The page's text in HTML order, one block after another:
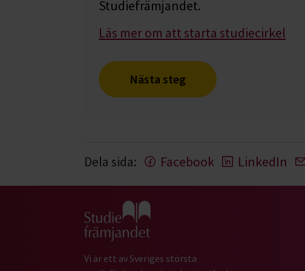
Studiefrämjandet.
Läs mer om att starta studiecirkel
Nästa steg
Dela sida: Facebook LinkedIn
Gå till studiefrämjandets startsida
Vi är ett av Sveriges största